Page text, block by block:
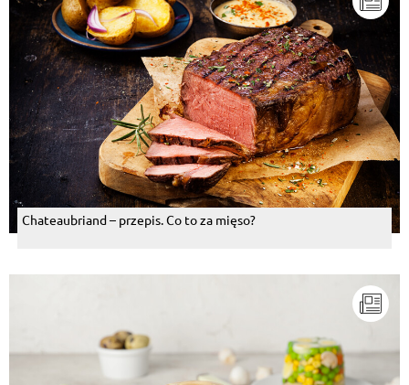
Chateaubriand – przepis. Co to za mięso?